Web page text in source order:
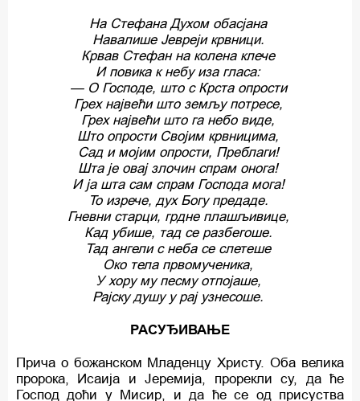
Ha Стефана Духом обасјана
Навалише Јевреји крвници.
Крвав Стефан на колена клече
И повика к небу иза гласа:
— O Господе, што c Крста опрости
Грех највећи што земљу потресе,
Грех највећи што га небо виде,
Што опрости Својим крвницима,
Сад и мојим опрости, Преблаги!
Шта је овај злочин спрам онога!
И ја шта сам спрам Господа мога!
To изрече, дух Богу предаде.
Гневни старци, грдне плашљивице,
Кад убише, тад се разбегоше.
Тад ангели c неба се слетеше
Око тела првомученика,
У хору му песму отпојаше,
Рајску душу у рaj узнесоше.
РАСУЂИВАЊЕ
Прича o божанском Младенцу Христу. Оба велика
пророка, Исаија и Јеремија, прорекли су, да ће
Господ доћи у Мисир, и да ће се од присуства